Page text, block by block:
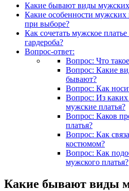
Какие бывают виды мужских
Какие особенности мужских
при выборе?
Как сочетать мужское
гардероба?
Вопрос-ответ:
Вопрос: Что
Вопрос: Какие
бывают?
Вопрос: Как
Вопрос: Из
мужские платья?
Вопрос: Каков
платья?
Вопрос: Как
костюмом?
Вопрос: Как
мужского платья?
Какие бывают виды